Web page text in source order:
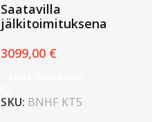
Saatavilla
jälkitoimituksena
3099,00 €
SKU: BNHF KT5